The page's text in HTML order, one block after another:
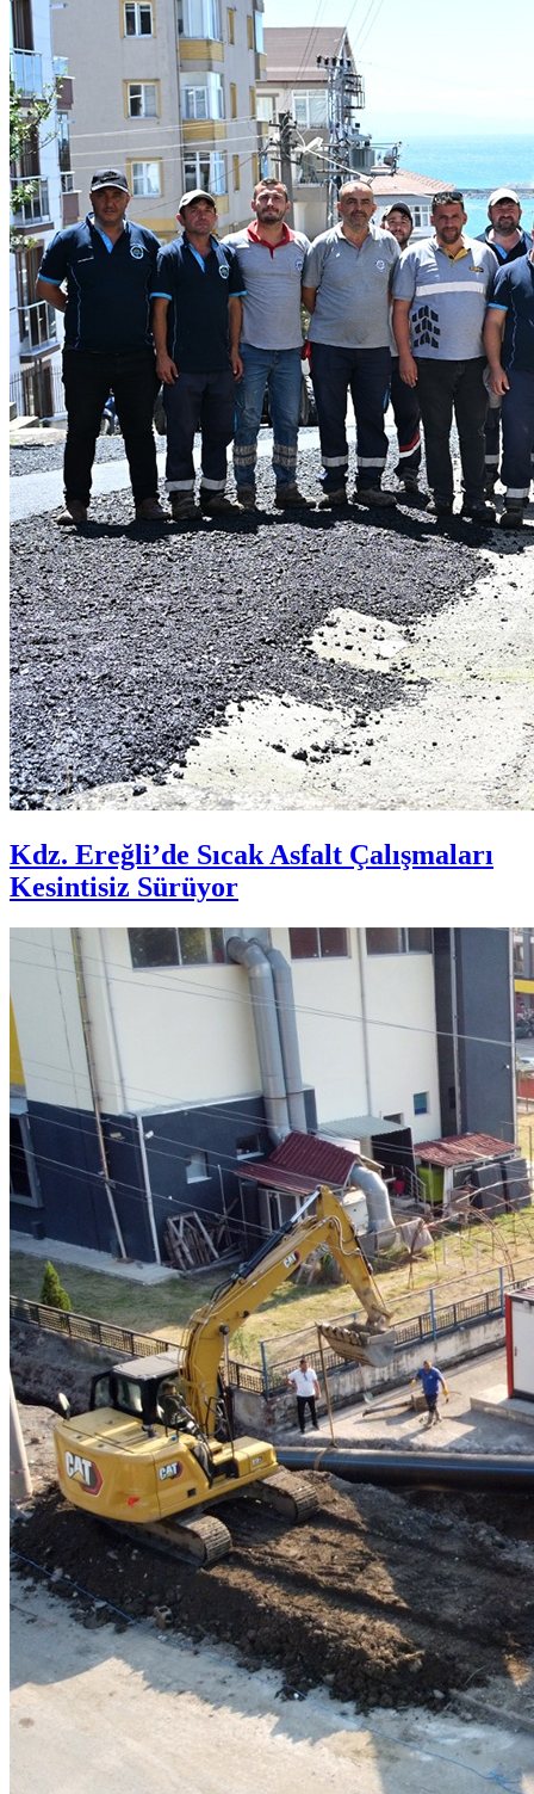
Kdz. Ereğli’de Sıcak Asfalt Çalışmaları
Kesintisiz Sürüyor